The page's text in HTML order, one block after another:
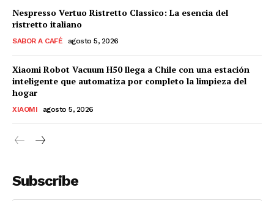
Nespresso Vertuo Ristretto Classico: La esencia del
ristretto italiano
SABOR A CAFÉ agosto 5, 2026
Xiaomi Robot Vacuum H50 llega a Chile con una estación
inteligente que automatiza por completo la limpieza del
hogar
XIAOMI agosto 5, 2026
Subscribe